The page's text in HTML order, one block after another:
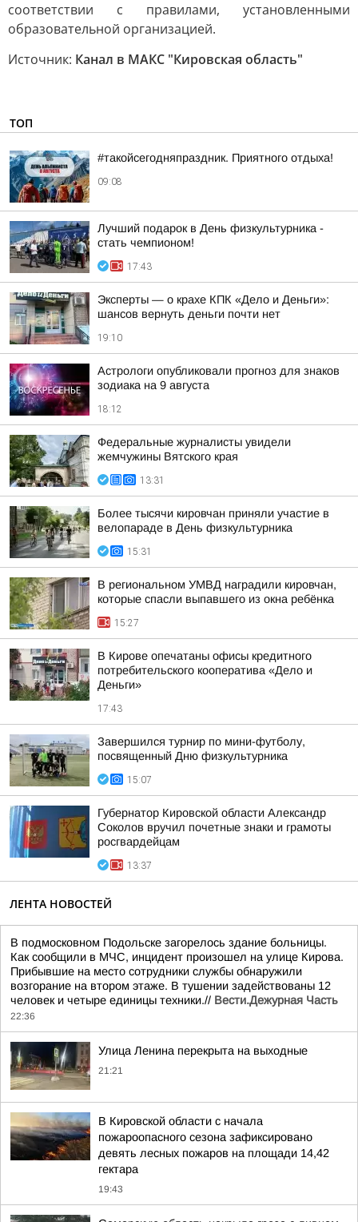
соответствии с правилами, установленными
образовательной организацией.
Источник: Канал в МАКС "Кировская область"
ТОП
#такойсегодняпраздник. Приятного отдыха!
09:08
Лучший подарок в День физкультурника -
стать чемпионом!
17:43
Эксперты — о крахе КПК «Дело и Деньги»:
шансов вернуть деньги почти нет
19:10
Астрологи опубликовали прогноз для знаков
зодиака на 9 августа
18:12
Федеральные журналисты увидели
жемчужины Вятского края
13:31
Более тысячи кировчан приняли участие в
велопараде в День физкультурника
15:31
В региональном УМВД наградили кировчан,
которые спасли выпавшего из окна ребёнка
15:27
В Кирове опечатаны офисы кредитного
потребительского кооператива «Дело и
Деньги»
17:43
Завершился турнир по мини-футболу,
посвященный Дню физкультурника
15:07
Губернатор Кировской области Александр
Соколов вручил почетные знаки и грамоты
росгвардейцам
13:37
ЛЕНТА НОВОСТЕЙ
В подмосковном Подольске загорелось здание больницы.
Как сообщили в МЧС, инцидент произошел на улице Кирова.
Прибывшие на место сотрудники службы обнаружили
возгорание на втором этаже. В тушении задействованы 12
человек и четыре единицы техники.// Вести.Дежурная Часть
22:36
Улица Ленина перекрыта на выходные
21:21
В Кировской области с начала
пожароопасного сезона зафиксировано
девять лесных пожаров на площади 14,42
гектара
19:43